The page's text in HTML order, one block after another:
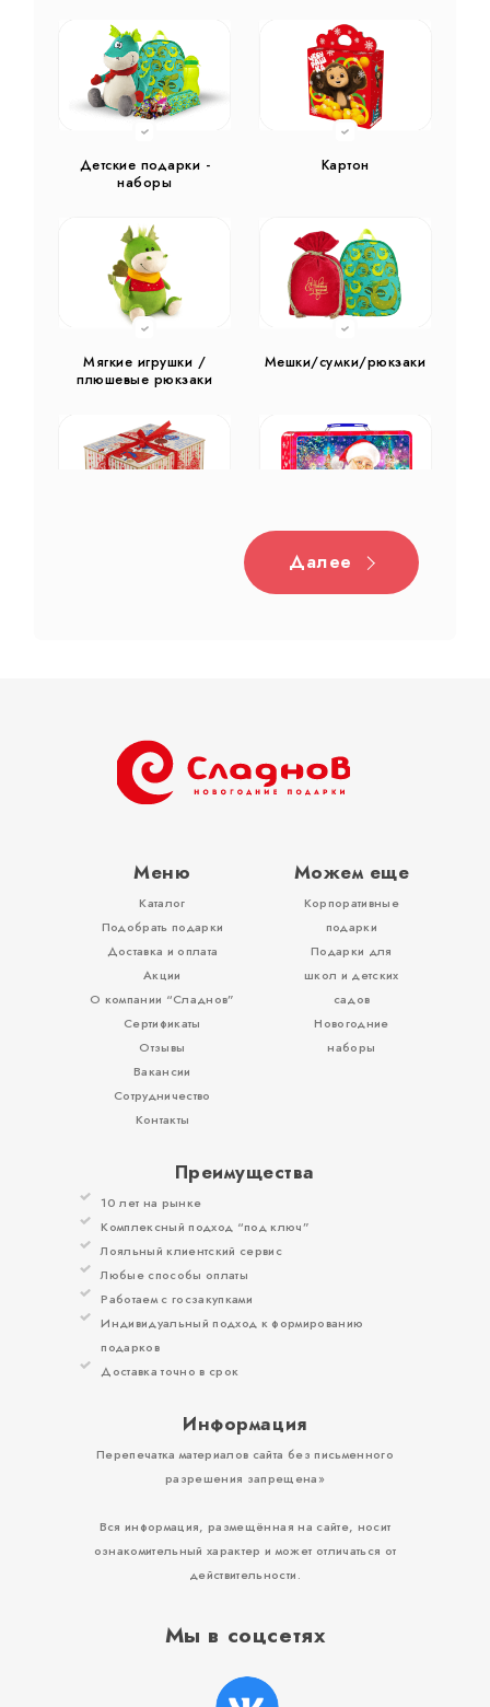
Детские подарки -
наборы
Картон
Мягкие игрушки /
плюшевые рюкзаки
Мешки/сумки/рюкзаки
Жестяная
Тубы
Вложения, игры
Далее
Мы в соцсетях
Меню
Каталог
Подобрать подарки
Доставка и оплата
Акции
О компании “Сладнов”
Сертификаты
Отзывы
Вакансии
Сотрудничество
Контакты
Можем еще
Корпоративные
подарки
Подарки для
школ и детских
садов
Новогодние
наборы
Преимущества
10 лет на рынке
Комплексный подход “под ключ”
Лояльный клиентский сервис
Любые способы оплаты
Работаем с госзакупками
Индивидуальный подход к формированию
подарков
Доставка точно в срок
Информация
Перепечатка материалов сайта без письменного
разрешения запрещена»
Вся информация, размещённая на сайте, носит
ознакомительный характер и может отличаться от
действительности.